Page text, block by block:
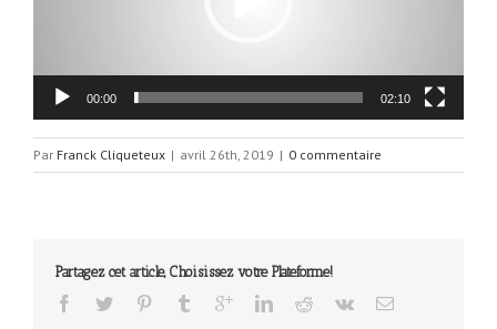
00:00 02:10
Par Franck Cliqueteux | avril 26th, 2019 | 0 commentaire
Partagez cet article, Choisissez votre Plateforme!